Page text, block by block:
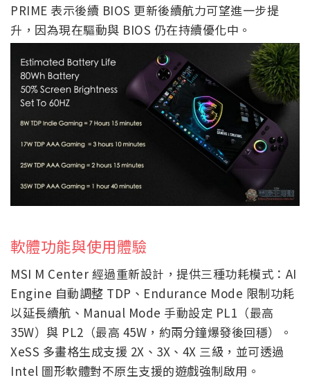
PRIME 表示後續 BIOS 更新後續航力可望進一步提
升，因為現在驅動與 BIOS 仍在持續優化中。
軟體功能與使用體驗
MSI M Center 經過重新設計，提供三種功耗模式：AI
Engine 自動調整 TDP、Endurance Mode 限制功耗
以延長續航、Manual Mode 手動設定 PL1（最高
35W）與 PL2（最高 45W，約兩分鐘爆發後回穩）。
XeSS 多畫格生成支援 2X、3X、4X 三級，並可透過
Intel 圖形軟體對不原生支援的遊戲強制啟用。